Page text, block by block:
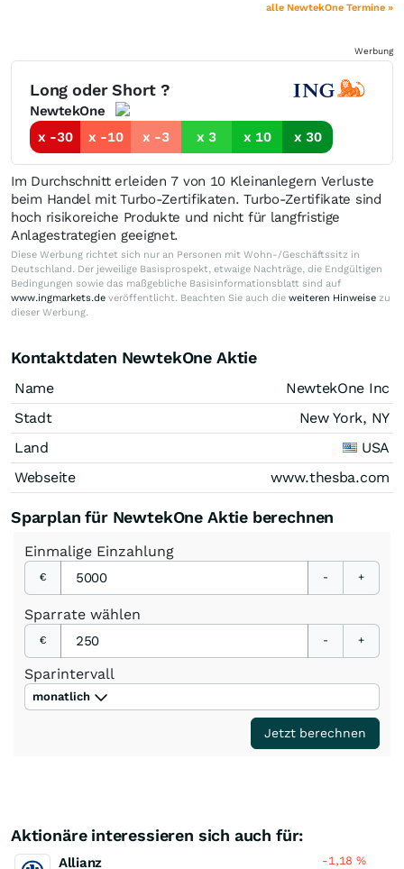
alle NewtekOne Termine »
Werbung
Long oder Short ?
NewtekOne
x -30
x -10 x -3 x 3 x 10 x 30
Im Durchschnitt erleiden 7 von 10 Kleinanlegern Verluste
beim Handel mit Turbo-Zertifikaten. Turbo-Zertifikate sind
hoch risikoreiche Produkte und nicht für langfristige
Anlagestrategien geeignet.
Diese Werbung richtet sich nur an Personen mit Wohn-/Geschäftssitz in
Deutschland. Der jeweilige Basisprospekt, etwaige Nachträge, die Endgültigen
Bedingungen sowie das maßgebliche Basisinformationsblatt sind auf
www.ingmarkets.de veröffentlicht. Beachten Sie auch die weiteren Hinweise zu
dieser Werbung.
Kontaktdaten NewtekOne Aktie
Name
NewtekOne Inc
Stadt
New York, NY
Land
USA
Webseite
www.thesba.com
Sparplan für NewtekOne Aktie berechnen
Einmalige Einzahlung
€ - +
Sparrate wählen
€ - +
Sparintervall
monatlich
Jetzt berechnen
Aktionäre interessieren sich auch für:
Allianz -1,18%